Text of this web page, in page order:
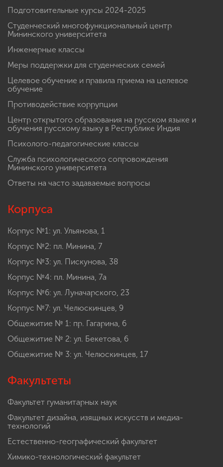
Подготовительные курсы 2024-2025
Студенческий многофункциональный центр
Мининского университета
Инженерные классы
Меры поддержки для студенческих семей
Целевое обучение и правила приема на целевое
обучение
Противодействие коррупции
Центр открытого образования на русском языке и
обучения русскому языку в Республике Индия
Психолого-педагогические классы
Служба психологического сопровождения
Мининского университета
Ответы на часто задаваемые вопросы
Корпуса
Корпус №1: ул. Ульянова, 1
Корпус №2: пл. Минина, 7
Корпус №3: ул. Пискунова, 38
Корпус №4: пл. Минина, 7а
Корпус №6: ул. Луначарского, 23
Корпус №7: ул. Челюскинцев, 9
Общежитие № 1: пр. Гагарина, 6
Общежитие № 2: ул. Бекетова, 6
Общежитие № 3: ул. Челюскинцев, 17
Факультеты
Факультет гуманитарных наук
Факультет дизайна, изящных искусств и медиа-
технологий
Естественно-географический факультет
Химико-технологический факультет